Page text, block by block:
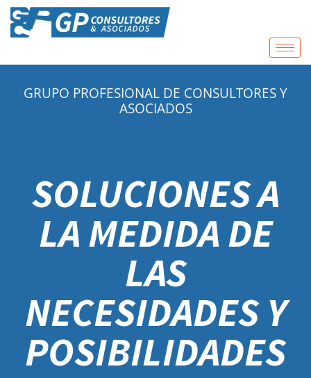
GRUPO PROFESIONAL DE CONSULTORES Y
ASOCIADOS
SOLUCIONES A
LA MEDIDA DE
LAS
NECESIDADES Y
POSIBILIDADES